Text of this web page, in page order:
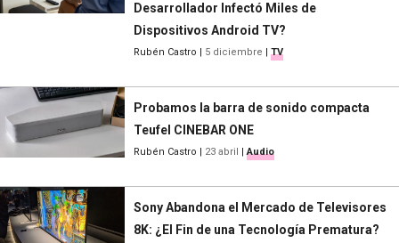
Desarrollador Infectó Miles de
Dispositivos Android TV?
Rubén Castro 5 diciembre TV
Probamos la barra de sonido compacta
Teufel CINEBAR ONE
Rubén Castro 23 abril |Audio
Sony Abandona el Mercado de Televisores
8K: ¿El Fin de una Tecnología Prematura?